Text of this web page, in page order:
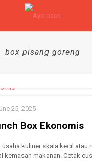
box pisang goreng
25, 2025
Box Ekonomis
kuliner skala kecil atau
kemasan makanan. Cetak